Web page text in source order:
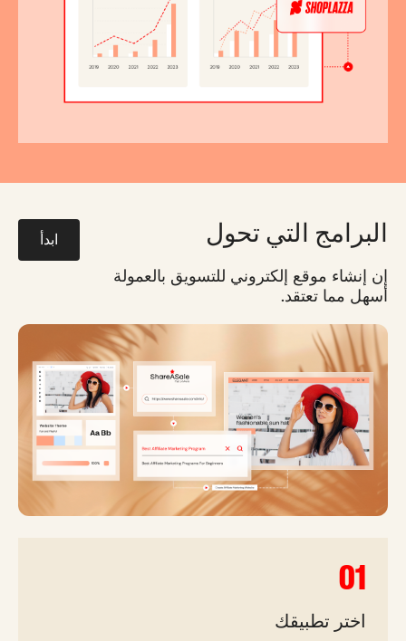
البرامج التي تحول
إن إنشاء موقع إلكتروني للتسويق بالعمولة
أسهل مما تعتقد.
ابدأ
01
اختر تطبيقك